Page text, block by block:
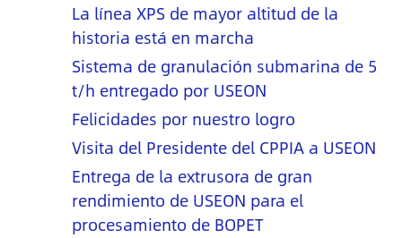
La línea XPS de mayor altitud de la
historia está en marcha
Sistema de granulación submarina de 5
t/h entregado por USEON
Felicidades por nuestro logro
Visita del Presidente del CPPIA a USEON
Entrega de la extrusora de gran
rendimiento de USEON para el
procesamiento de BOPET